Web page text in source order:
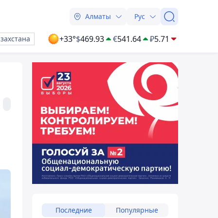
Алматы Рус
+33°$469.93 €541.64 ₽5.71
Последние Популярные